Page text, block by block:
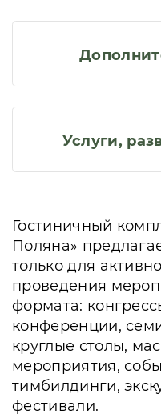
Услуги,
Гостиничный
Поляна»
только для
проведения
формата:
конференции,
круглые столы,
мероприятия,
тимбилдинги,
фестивали.